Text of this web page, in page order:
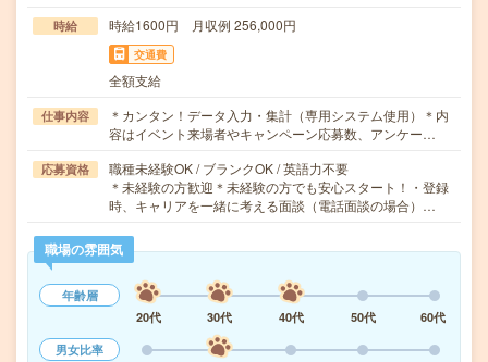
時給 時給1600円 月収例 256,000円
交通費
全額支給
仕事内容
＊カンタン！データ入力・集計（専用システム使用）＊内
容はイベント来場者やキャンペーン応募数、アンケー…
応募資格
職種未経験OK / ブランクOK / 英語力不要
＊未経験の方歓迎＊未経験の方でも安心スタート！・登録
時、キャリアを一緒に考える面談（電話面談の場合）…
職場の雰囲気
年齢層
20代
30代 40代 50代
60代
男女比率